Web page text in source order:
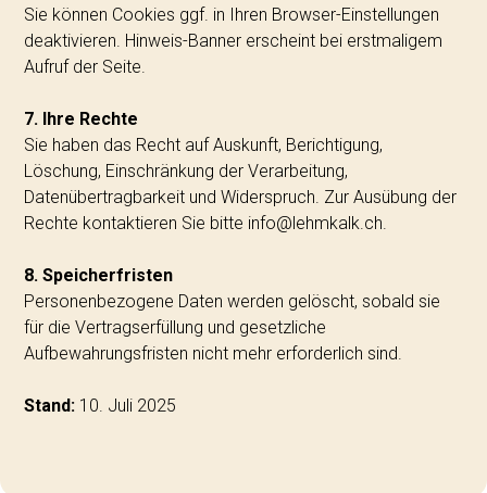
Sie können Cookies ggf. in Ihren Browser-Einstellungen
deaktivieren. Hinweis-Banner erscheint bei erstmaligem
Aufruf der Seite.
7. Ihre Rechte
Sie haben das Recht auf Auskunft, Berichtigung,
Löschung, Einschränkung der Verarbeitung,
Datenübertragbarkeit und Widerspruch. Zur Ausübung der
Rechte kontaktieren Sie bitte info@lehmkalk.ch.
8. Speicherfristen
Personenbezogene Daten werden gelöscht, sobald sie
für die Vertragserfüllung und gesetzliche
Aufbewahrungsfristen nicht mehr erforderlich sind.
Stand: 10. Juli 2025